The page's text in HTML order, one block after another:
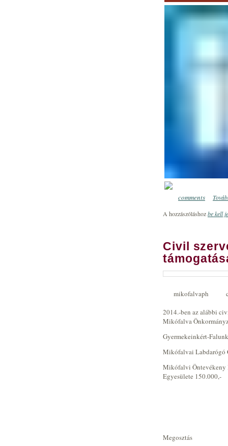
comments
A hozzászóláshozbe kell
Civil
mikofalvaph
2014.-ben az alábbi
Mikófalva
Gyermekeinkért-
Mikófalvai Labdarógó
Mikófalvi Öntevékeny
Egyesülete 150.000,-
Megosztás